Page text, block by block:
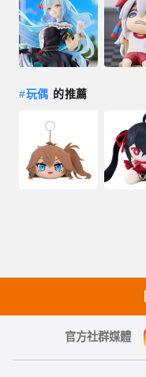
#玩偶 的推薦
官方社群媒體